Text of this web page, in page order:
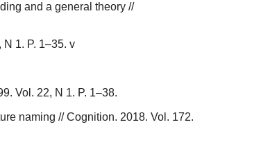
and a general theory //
1. P. 1–35. v
Vol. 22, N 1. P. 1–38.
naming // Cognition. 2018. Vol. 172.